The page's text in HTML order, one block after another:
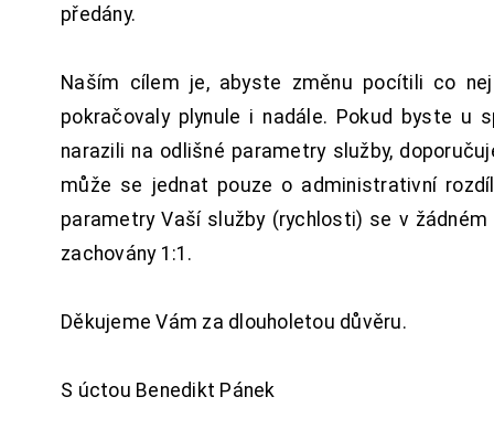
předány.
Naším cílem je, abyste změnu pocítili co
pokračovaly plynule i nadále. Pokud byste u
narazili na odlišné parametry služby,
může se jednat pouze o administrativní
parametry Vaší služby (rychlosti) se v
zachovány 1:1.
Děkujeme Vám za dlouholetou důvěru.
S úctou Benedikt Pánek